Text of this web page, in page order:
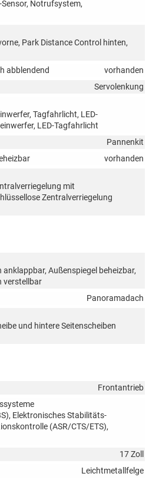
Notrufsystem,
Park Distance Control hinten,
abblendend
vorhanden
Servolenkung
Tagfahrlicht, LED-
LED-Tagfahrlicht
Pannenkit
vorhanden
mit
Zentralverriegelung
Außenspiegel beheizbar,
verstellbar
Panoramadach
und hintere Seitenscheiben
Frontantrieb
Elektronisches Stabilitäts-
(ASR/CTS/ETS),
17 Zoll
Leichtmetallfelge